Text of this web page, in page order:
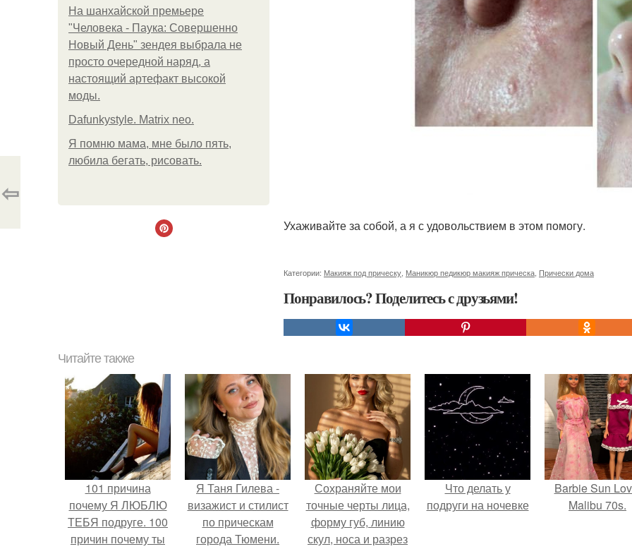
На шанхайской премьере
"Человека - Паука: Совершенно
Новый День" зендея выбрала не
просто очередной наряд, а
настоящий артефакт высокой
моды.
Dafunkystyle. Matrix neo.
Я помню мама, мне было пять,
любила бегать, рисовать.
Ухаживайте за собой, а я с удовольствием в этом помогу.
Категории: Макияж под прическу Маникюр педикюр макияж прическа Прически дома
Понравилось? Поделитесь с друзьями!
⇦
Читайте также
101 причина
почему Я ЛЮБЛЮ
ТЕБЯ подруге. 100
причин почему ты
Я Таня Гилева -
визажист и стилист
по прическам
города Тюмени.
Сохраняйте мои
точные черты лица,
форму губ, линию
скул, носа и разрез
Что делать у
подруги на ночевке
Barbie Sun
Malibu 70s.